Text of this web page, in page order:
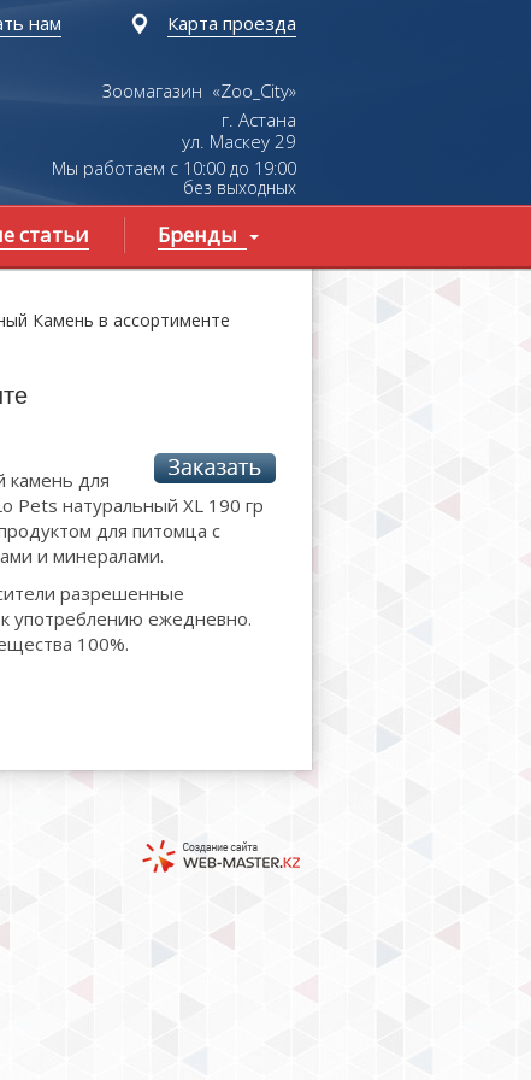
нам Карта проезда
Зоомагазин «Zoo_City»
г. Астана
ул. Маскеу29
Мы работаем с 10:00 до 19:00
без выходных
статьи Бренды
Камень в ассортименте
камень для
Pets натуральный XL 190 гр
для питомца с
и минералами.
разрешенные
употреблению ежедневно.
100%.